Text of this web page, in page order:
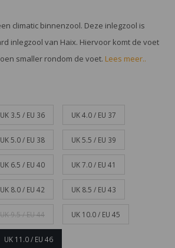
climatic binnenzool. Deze inlegzool is
inlegzool van Haix. Hiervoor komt de voet
smaller rondom de voet. Lees meer..
UK 3.5 / EU 36 UK 4.0 / EU 37
UK 5.0 / EU 38 UK 5.5 / EU 39
UK 6.5 / EU 40 UK 7.0 / EU 41
UK 8.0 / EU 42 UK 8.5 / EU 43
UK 9.5 / EU 44 UK 10.0 / EU 45
UK 11.0 / EU 46